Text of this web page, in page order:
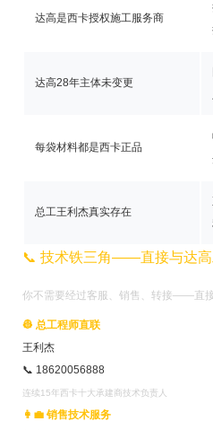
达高是西卡授权施工服务商
达高28年主体未变更
每袋材料都是西卡正品
总工王利杰真实存在
📞 技术铁三角——直接与达高
你不需要经过客服、销售、转接——直
👷 总工程师直联
王利杰
📞 18620056888
连续15年西卡十大承建商技术负责人
👩‍💼 销售技术服务